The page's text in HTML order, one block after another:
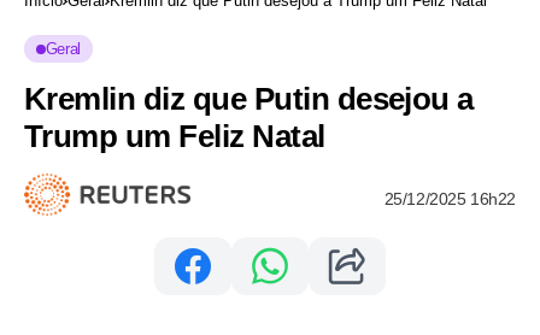
Geral
Kremlin diz que Putin desejou a
Trump um Feliz Natal
25/12/2025 16h22